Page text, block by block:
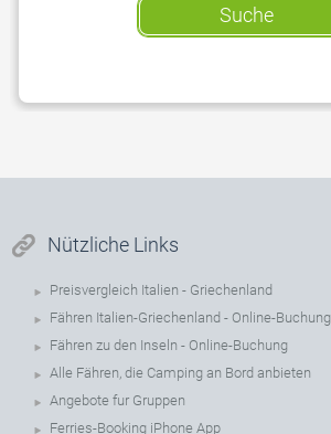
Suche
Nützliche Links
Preisvergleich Italien - Griechenland
Fähren Italien-Griechenland - Online-Buchung
Fähren zu den Inseln - Online-Buchung
Alle Fähren, die Camping an Bord anbieten
Angebote fur Gruppen
Ferries-Booking iPhone App